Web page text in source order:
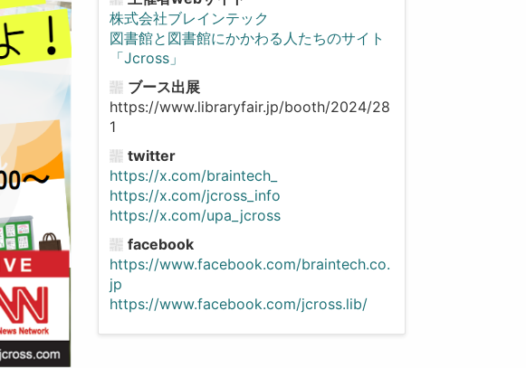
株式会社ブレインテック
図書館と図書館にかかわる人たちのサイト
「Jcross」
ブース出展
https://www.libraryfair.jp/booth/2024/28
1
twitter
https://x.com/braintech_
https://x.com/jcross_info
https://x.com/upa_jcross
facebook
https://www.facebook.com/braintech.co.
jp
https://www.facebook.com/jcross.lib/